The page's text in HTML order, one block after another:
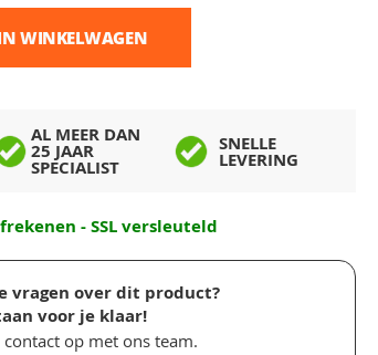
WINKELWAGEN
AL MEER DAN
25 JAAR
SPECIALIST
SNELLE
LEVERING
- SSL versleuteld
vragen over dit product?
voor je klaar!
contact op met ons team.